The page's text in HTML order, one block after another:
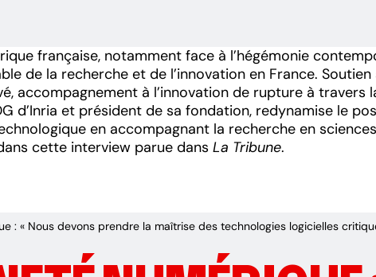
française, notamment face à l’hégémonie
de la recherche et de l’innovation en France.
accompagnement à l’innovation de rupture à
d’Inria et président de sa fondation, redynamise le
en accompagnant la recherche en
cette interview parue dans La Tribune.
: « Nous devons prendre la maîtrise des technologies logicielles